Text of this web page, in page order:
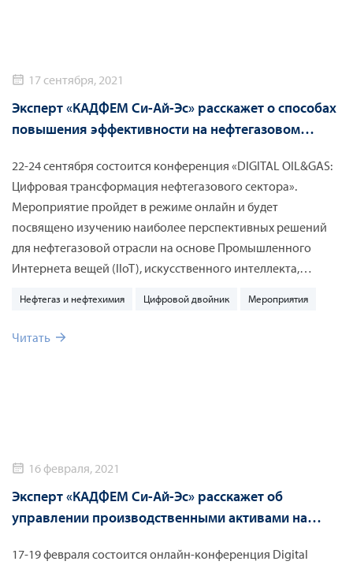
системного моделирования.
17 сентября, 2021
Эксперт «КАДФЕМ Си-Ай-Эс» расскажет о способах
повышения эффективности на нефтегазовом
22-24 сентября состоится конференция «DIGITAL OIL&GAS:
Цифровая трансформация нефтегазового сектора».
Мероприятие пройдет в режиме онлайн и будет
посвящено изучению наиболее перспективных решений
для нефтегазовой отрасли на основе Промышленного
Интернета вещей (IIoT), искусственного интеллекта,
двойников, 3D, AR/VR, робототехники, дронов и других
технологий. О том, как сократить расходы, а также
Нефтегаз и нефтехимия Цифровой двойник Мероприятия
Читать
16 февраля, 2021
Эксперт «КАДФЕМ Си-Ай-Эс» расскажет об
управлении производственными активами на
17-19 февраля состоится онлайн-конференция Digital